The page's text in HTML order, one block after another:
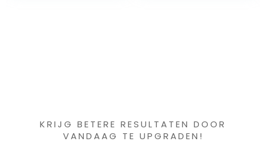
KRIJG BETERE RESULTATEN DOOR
VANDAAG TE UPGRADEN!